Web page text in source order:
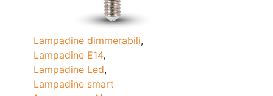
Lampadine dimmerabili,
Lampadine E14,
Lampadine Led,
Lampadine smart